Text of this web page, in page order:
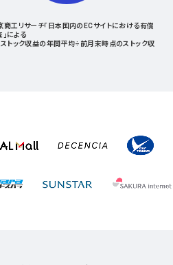
工リサーチ「日本国内のECサイトにおける有償
による
ック収益の年間平均÷前月末時点のストック収